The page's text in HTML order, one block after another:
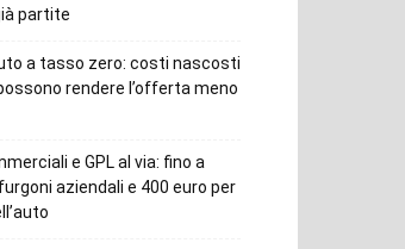
partite
a tasso zero: costi nascosti
rendere l’offerta meno
e GPL al via: fino a
aziendali e 400 euro per